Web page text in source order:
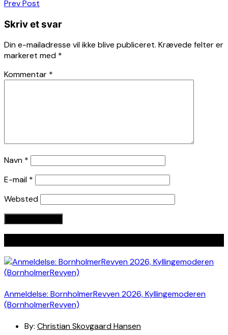
Indlægsnavigation
Prev Post
Skriv et svar
Din e-mailadresse vil ikke blive publiceret. Krævede felter er
markeret med *
Kommentar *
Navn *
E-mail *
Websted
Anmeldelse: BornholmerRevyen 2026, Kyllingemoderen
(BornholmerRevyen)
By: Christian Skovgaard Hansen